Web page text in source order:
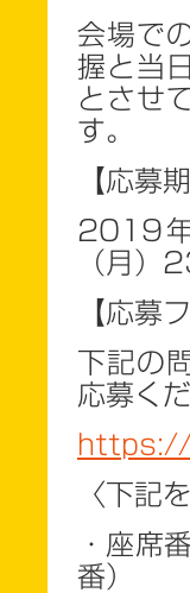
会場で
握と当
とさせ
す。
【応募
2019
（月）
【応募
下記の
応募く
〈下記
・座席
番）